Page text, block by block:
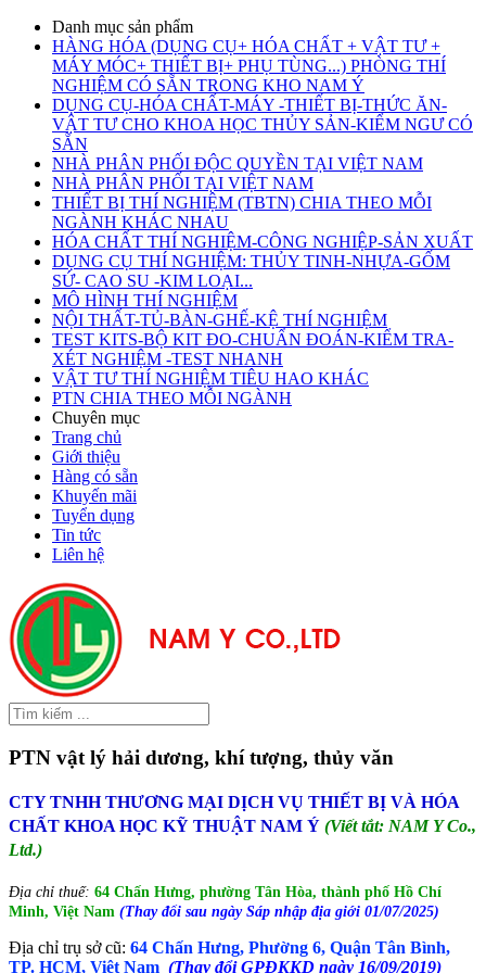
Danh mục sản phẩm
HÀNG HÓA (DỤNG CỤ+ HÓA CHẤT + VẬT TƯ +
MÁY MÓC+ THIẾT BỊ+ PHỤ TÙNG...) PHÒNG THÍ
NGHIỆM CÓ SẴN TRONG KHO NAM Ý
DỤNG CỤ-HÓA CHẤT-MÁY -THIẾT BỊ-THỨC ĂN-
VẬT TƯ CHO KHOA HỌC THỦY SẢN-KIỂM NGƯ CÓ
SẴN
NHÀ PHÂN PHỐI ĐỘC QUYỀN TẠI VIỆT NAM
NHÀ PHÂN PHỐI TẠI VIỆT NAM
THIẾT BỊ THÍ NGHIỆM (TBTN) CHIA THEO MỖI
NGÀNH KHÁC NHAU
HÓA CHẤT THÍ NGHIỆM-CÔNG NGHIỆP-SẢN XUẤT
DỤNG CỤ THÍ NGHIỆM: THỦY TINH-NHỰA-GỐM
SỨ- CAO SU -KIM LOẠI...
MÔ HÌNH THÍ NGHIỆM
NỘI THẤT-TỦ-BÀN-GHẾ-KỆ THÍ NGHIỆM
TEST KITS-BỘ KIT ĐO-CHUẨN ĐOÁN-KIỂM TRA-
XÉT NGHIỆM -TEST NHANH
VẬT TƯ THÍ NGHIỆM TIÊU HAO KHÁC
PTN CHIA THEO MỖI NGÀNH
Chuyên mục
Trang chủ
Giới thiệu
Hàng có sẵn
Khuyến mãi
Tuyển dụng
Tin tức
Liên hệ
PTN vật lý hải dương, khí tượng, thủy văn
CTY TNHH THƯƠNG MẠI DỊCH VỤ THIẾT BỊ VÀ HÓA
CHẤT KHOA HỌC KỸ THUẬT NAM Ý (Viết tắt: NAM Y Co.,
Ltd.)
Địa chỉ thuế: 64 Chấn Hưng, phường Tân Hòa, thành phố Hồ Chí
Minh, Việt Nam (Thay đổi sau ngày Sáp nhập địa giới 01/07/2025)
Địa chỉ trụ sở cũ: 64 Chấn Hưng, Phường 6, Quận Tân Bình,
TP. HCM, Việt Nam (Thay đổi GPĐKKD ngày 16/09/2019)